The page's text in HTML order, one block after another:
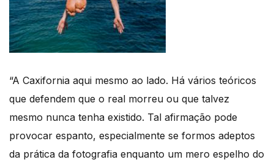
“A Caxifornia aqui mesmo ao lado. Há vários teóricos
que defendem que o real morreu ou que talvez
mesmo nunca tenha existido. Tal afirmação pode
provocar espanto, especialmente se formos adeptos
da prática da fotografia enquanto um mero espelho do